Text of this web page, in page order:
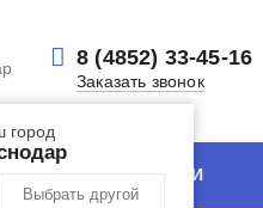
город
Выбрать другой
8 (4852) 33-45-16
Заказать звонок
ТЕХНОЛОГИИ